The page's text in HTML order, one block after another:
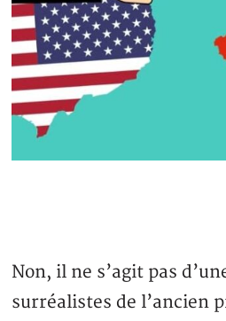
Non, il ne s’agit pas
surréalistes de l’ancien